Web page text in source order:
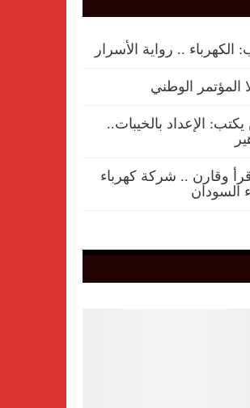
الكهرباء .. رواية الأسرار
الوطني
الإعداد بالخيبات..
وقارن .. شركة كهرباء
السودان